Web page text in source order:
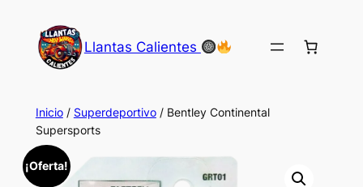
contenido
Llantas Calientes
Inicio/ Superdeportivo/ Bentley Continental
Supersports
¡Oferta!